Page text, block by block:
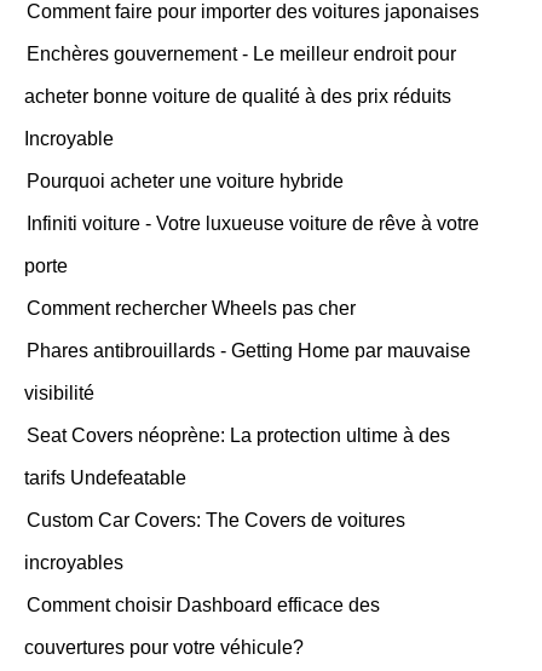
Comment faire pour importer des voitures japonaises
Enchères gouvernement - Le meilleur endroit pour
acheter bonne voiture de qualité à des prix réduits
Incroyable
Pourquoi acheter une voiture hybride
Infiniti voiture - Votre luxueuse voiture de rêve à votre
porte
Comment rechercher Wheels pas cher
Phares antibrouillards - Getting Home par mauvaise
visibilité
Seat Covers néoprène: La protection ultime à des
tarifs Undefeatable
Custom Car Covers: The Covers de voitures
incroyables
Comment choisir Dashboard efficace des
couvertures pour votre véhicule?